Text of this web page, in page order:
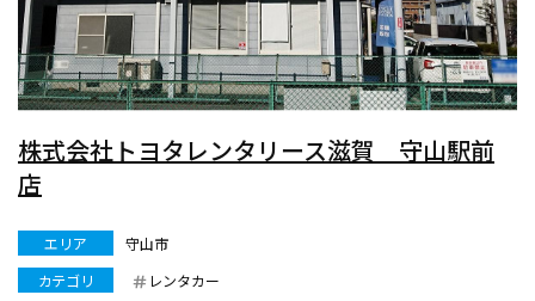
株式会社トヨタレンタリース滋賀 守山駅前
店
エリア
守山市
カテゴリ
レンタカー